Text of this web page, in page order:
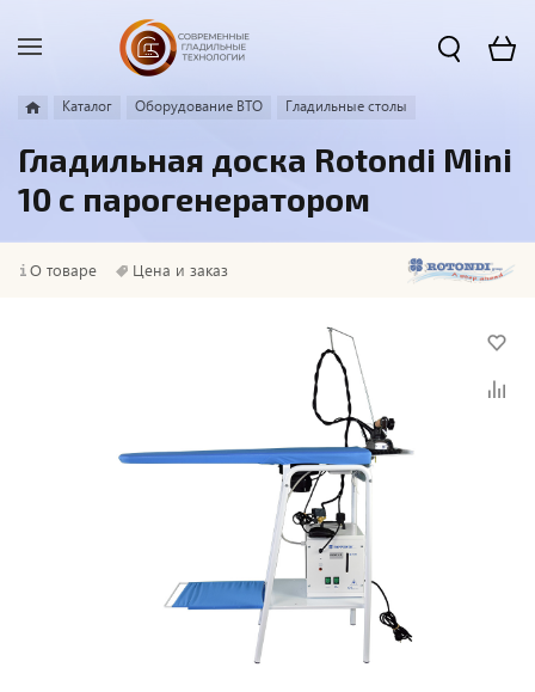
Каталог Оборудование ВТО Гладильные столы
Гладильная доска Rotondi Mini
10 с парогенератором
О товаре Цена и заказ